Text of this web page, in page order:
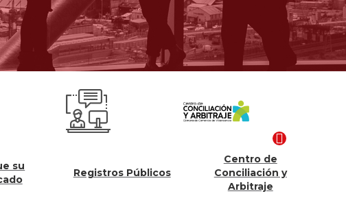
Registros Públicos
Conciliación y
Competitividad
Proyectos